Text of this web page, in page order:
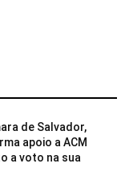
de Salvador,
apoio a ACM
a voto na sua